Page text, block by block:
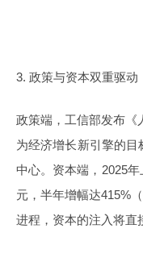
3. 政策与资本双重驱动
政策端，工信部发布《
为经济增长新引擎的
中心。资本端，2025
元，半年增幅达415%
进程，资本的注入将直